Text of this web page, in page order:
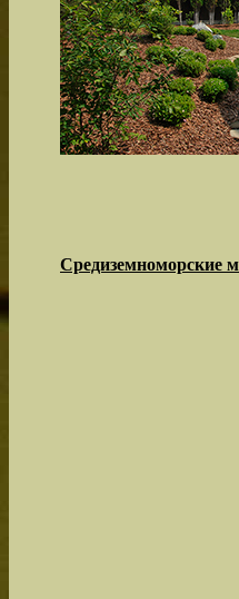
Средиземноморские